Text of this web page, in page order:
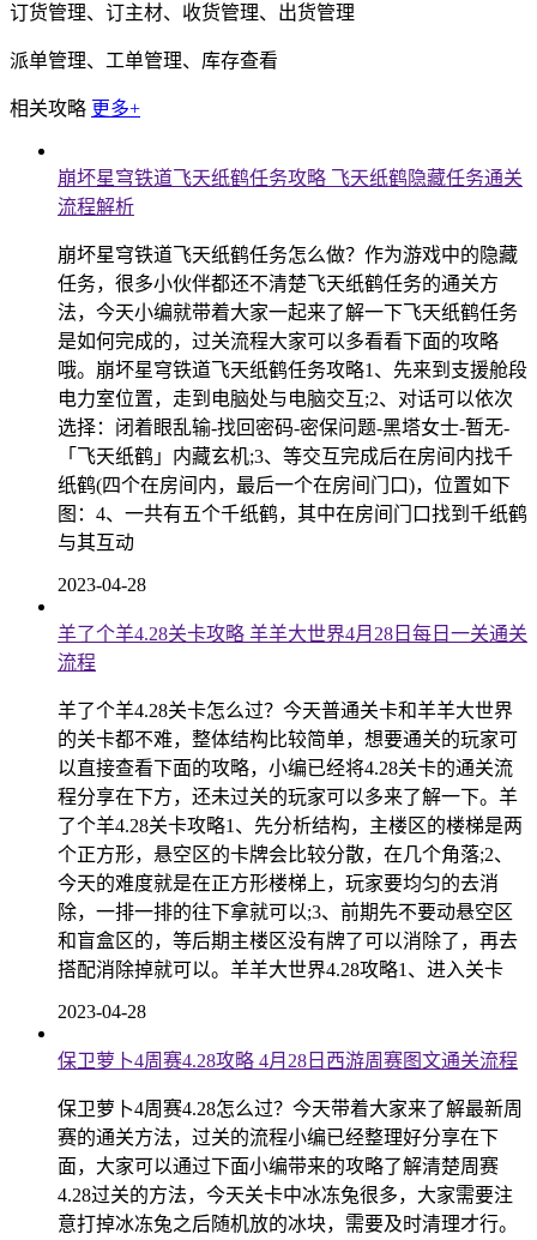
订货管理、订主材、收货管理、出货管理
派单管理、工单管理、库存查看
相关攻略 更多+
崩坏星穹铁道飞天纸鹤任务攻略 飞天纸鹤隐藏任务通关
流程解析
崩坏星穹铁道飞天纸鹤任务怎么做？作为游戏中的隐藏
任务，很多小伙伴都还不清楚飞天纸鹤任务的通关方
法，今天小编就带着大家一起来了解一下飞天纸鹤任务
是如何完成的，过关流程大家可以多看看下面的攻略
哦。崩坏星穹铁道飞天纸鹤任务攻略1、先来到支援舱段
电力室位置，走到电脑处与电脑交互;2、对话可以依次
选择：闭着眼乱输-找回密码-密保问题-黑塔女士-暂无-
「飞天纸鹤」内藏玄机;3、等交互完成后在房间内找千
纸鹤(四个在房间内，最后一个在房间门口)，位置如下
图：4、一共有五个千纸鹤，其中在房间门口找到千纸鹤
与其互动
2023-04-28
羊了个羊4.28关卡攻略 羊羊大世界4月28日每日一关通关
流程
羊了个羊4.28关卡怎么过？今天普通关卡和羊羊大世界
的关卡都不难，整体结构比较简单，想要通关的玩家可
以直接查看下面的攻略，小编已经将4.28关卡的通关流
程分享在下方，还未过关的玩家可以多来了解一下。羊
了个羊4.28关卡攻略1、先分析结构，主楼区的楼梯是两
个正方形，悬空区的卡牌会比较分散，在几个角落;2、
今天的难度就是在正方形楼梯上，玩家要均匀的去消
除，一排一排的往下拿就可以;3、前期先不要动悬空区
和盲盒区的，等后期主楼区没有牌了可以消除了，再去
搭配消除掉就可以。羊羊大世界4.28攻略1、进入关卡
2023-04-28
保卫萝卜4周赛4.28攻略 4月28日西游周赛图文通关流程
保卫萝卜4周赛4.28怎么过？今天带着大家来了解最新周
赛的通关方法，过关的流程小编已经整理好分享在下
面，大家可以通过下面小编带来的攻略了解清楚周赛
4.28过关的方法，今天关卡中冰冻兔很多，大家需要注
意打掉冰冻兔之后随机放的冰块，需要及时清理才行。